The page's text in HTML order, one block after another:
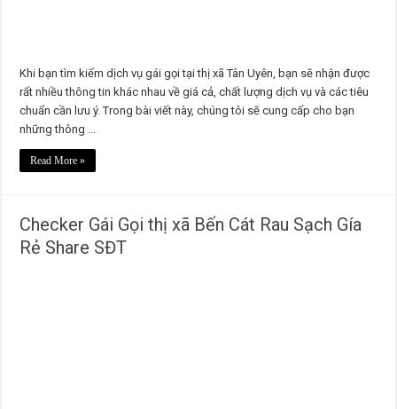
Khi bạn tìm kiếm dịch vụ gái gọi tại thị xã Tân Uyên, bạn sẽ nhận được
rất nhiều thông tin khác nhau về giá cả, chất lượng dịch vụ và các tiêu
chuẩn cần lưu ý. Trong bài viết này, chúng tôi sẽ cung cấp cho bạn
những thông ...
Read More »
Checker Gái Gọi thị xã Bến Cát Rau Sạch Gía
Rẻ Share SĐT